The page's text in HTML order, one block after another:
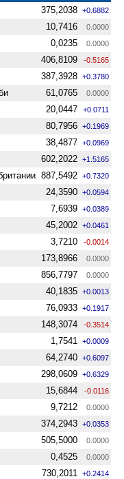
375,2038 +0.6882
10,7416 0.0000
0,0235 0.0000
406,8109 -0.5165
387,3928 +0.3780
61,0765 0.0000
20,0447 +0.0711
80,7956 +0.1969
38,4877 +0.0969
602,2022 +1.5165
887,5492 +0.7320
24,3590 +0.0594
7,6939 +0.0389
45,2002 +0.0461
3,7210 -0.0014
173,8966 0.0000
856,7797 0.0000
40,1835 +0.0013
76,0933 +0.1917
148,3074 -0.3514
1,7541 +0.0009
64,2740 +0.6097
298,0609 +0.6329
15,6844 -0.0116
9,7212 0.0000
374,2943 +0.0353
505,5000 0.0000
0,4525 0.0000
730,2011 +0.2414